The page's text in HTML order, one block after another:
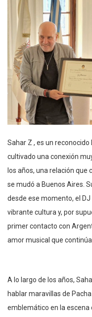
Sahar Z , es un
cultivado una conexión
los años, una relación
se mudó a Buenos Aires.
desde ese momento, el
vibrante cultura y, por
primer contacto con
amor musical que continúa
A lo largo de los años,
hablar maravillas de
emblemático en la escena